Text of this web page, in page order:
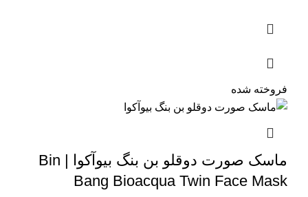
فروخته شده
ماسک صورت دوقلو بن بنگ بیوآکوا | Bin
Bang Bioacqua Twin Face Mask